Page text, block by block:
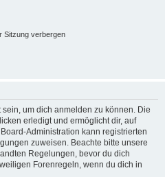
Sitzung verbergen
um dich anmelden zu können. Die
erledigt und ermöglicht dir, auf
Administration kann registrierten
zuweisen. Beachte bitte unsere
Regelungen, bevor du dich
Forenregeln, wenn du dich in